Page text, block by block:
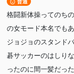
普通
格闘新体操ってのち
の女モード本名でも
ジョジョのスタンド
碁サッカーのはしり
ったのに間一髪だっ